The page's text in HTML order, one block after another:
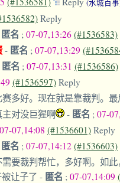
(水城百
Reply
匿名 ; 07-07,13:26 (#1536583)
- 匿名 ; 07-07,13:29
匿名 ; 07-07,13:31 (#1536586)
(#1536597) Reply
多好。现在就是靠裁判。
对没巨猩啊
- 匿名 ; 07-
07-07,14:08 (#1536601) Reply
匿名 ; 07-07,14:12 (#1536603)
要裁判帮忙，多好啊。如
让子了 - 匿名 ; 07-07,14:09